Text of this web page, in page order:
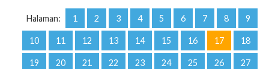
Halaman: 1 2 3 4 5 6 7 8 9
10 11 12 13 14 15 16 17 18
19 20 21 22 23 24 25 26 27